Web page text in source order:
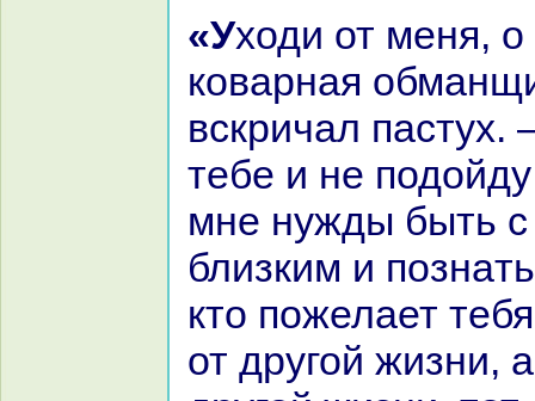
«Уходи от меня, о женщинa, о
кoварнaя
вскричал
тебе и не
мне нужды быть
близким и
кто пожелает
от другой жизни,